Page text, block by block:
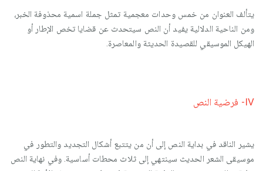
يتألف العنوان من خمس وحدات معجمية تمثل جملة اسمية محذوفة الخبر،
ومن الناحية الدلالية يفيد أن النص سيتحدث عن قضايا تخص الإطار أو
الهيكل الموسيقي للقصيدة الحديثة والمعاصرة.
IV- فرضية النص
يشير الناقد في بداية النص إلى أن من يتتبع أشكال التجديد والتطور في
موسيقى الشعر الحديث سينتهي إلى ثلاث محطات أساسية. وفي نهاية النص